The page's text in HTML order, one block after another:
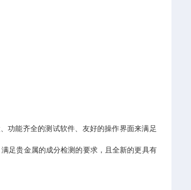
功能齐全的测试软件、友好的操作界面来满足
足贵金属的成分检测的要求，且全新的更具有